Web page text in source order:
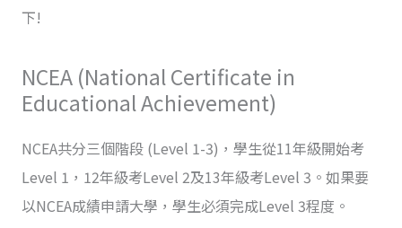
下!
NCEA (National Certificate in
Educational Achievement)
NCEA共分三個階段 (Level 1-3)，學生從11年級開始考
Level 1，12年級考Level 2及13年級考Level 3。如果要
以NCEA成績申請大學，學生必須完成Level 3程度。